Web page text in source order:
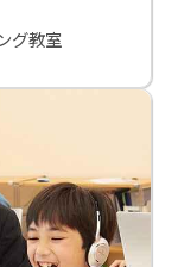
グ教室